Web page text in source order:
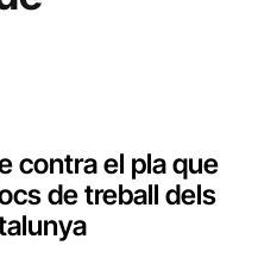
contra el pla que
de treball dels